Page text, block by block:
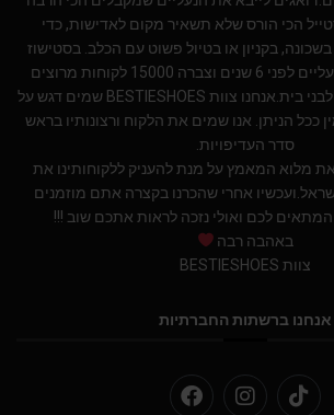
הכי הורס שלא תשאיר מקום לאדישות, כדי
בקניון או בטיול פשוט עם הכלב. בסטישוז
התחילה בייבוא של נעליים לפני 6 שנים וצברה 15000 לקוחות מרוצים
חוזרים אשר הפכו כבר לבני בית.אנחנו צוות BESTIESHOES שמים דגש על
ככל הניתן. אנו שמים את הלקוח ורצונותיו בראש
סדר העדיפויות.
את מלוא המאמץ על מנת להעניק ללקוחותינו את
אחרי שהכרנו בקצרה אתם מוזמנים
לכם ואולי נזכה לראות אתכם שוב !!!
באהבה רבה
צוות BESTIESHOES
אנחנו ברשתות החברתיות